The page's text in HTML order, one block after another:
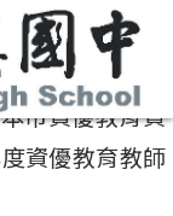
市資優教育資
資優教育教師